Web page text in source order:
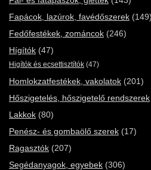
Fapácok, lazúrok, favédőszerek (149)
Fedőfestékek, zománcok (246)
Hígítók (47)
Higítók és ecsettisztítók (47)
Homlokzatfestékek, vakolatok (201)
Hőszigetelés, hőszigetelő rendszerek
Lakkok (80)
Penész- és gombaölő szerek (17)
Ragasztók (207)
Segédanyagok, egyebek (306)